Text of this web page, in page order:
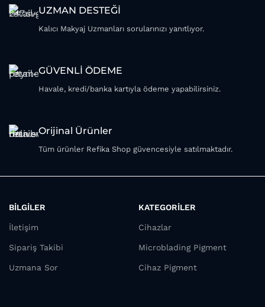
UZMAN DESTEĞİ
Kalıcı Makyaj Uzmanları sorularınızı yanıtlıyor.
GÜVENLİ ÖDEME
Havale, kredi/banka kartıyla ödeme yapabilirsiniz.
Orijinal Ürünler
Tüm ürünler Refika Shop güvencesiyle satılmaktadır.
BİLGİLER
İletişim
Sipariş Takibi
Uzmana Sor
KATEGORİLER
Cihazlar
Microblading Pigment
Cihaz Pigment